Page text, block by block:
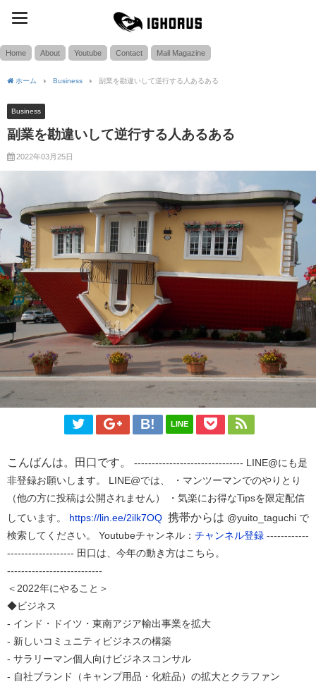
toggle
Home About Youtube Contact Mail Magazine
ホーム Business 副業を勘違いして逆行する人あるある
Business
副業を勘違いして逆行する人あるある
2022年03月25日
LINE
こんばんは。田口です。
------------------------------- LINE@にも是
非登録お願いします。 LINE@では、 ・マンツーマンでのやりとり
（他の方に投稿は公開されません） ・気楽にお得なTipsを限定配信
しています。 https://lin.ee/2ilk7OQ 携帯からは @yuito_taguchi で
検索してください。 Youtubeチャンネル： チャンネル登録 ------------
------------------- 田口は、今年の動き方はこちら。
---------------------------
＜2022年にやること＞
◆ビジネス
- インド・ドイツ・東南アジア輸出事業を拡大
- 新しいコミュニティビジネスの構築
- サラリーマン個人向けビジネスコンサル
- 自社ブランド（キャンプ用品・化粧品）の拡大とクラファン